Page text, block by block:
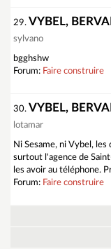
29. VYBEL,
sylvano
bgghshw
Forum: Faire construire
30. VYBEL,
lotamar
Ni Sesame, ni Vybel,
surtout l'agence de
les avoir au téléphone.
Forum: Faire construire